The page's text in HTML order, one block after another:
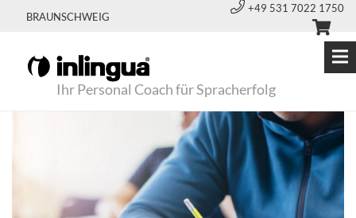
BRAUNSCHWEIG
+49 531 7022 1750
Ihr Personal Coach für Spracherfolg